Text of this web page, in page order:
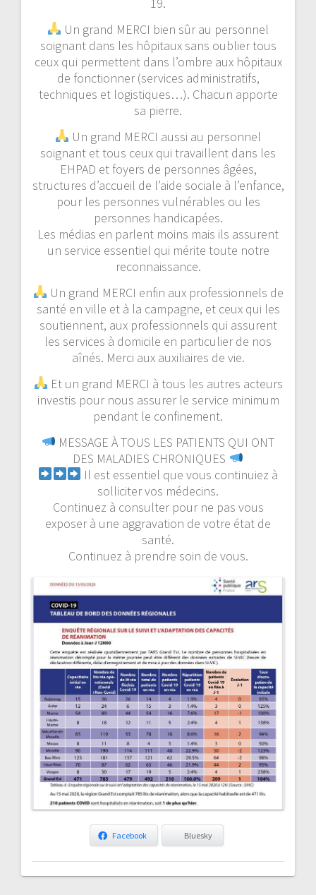
Un grand MERCI bien sûr au personnel
soignant dans les hôpitaux sans oublier tous
ceux qui permettent dans l’ombre aux hôpitaux
de fonctionner (services administratifs,
techniques et logistiques…). Chacun apporte
sa pierre.
Un grand MERCI aussi au personnel
soignant et tous ceux qui travaillent dans les
EHPAD et foyers de personnes âgées,
structures d’accueil de l’aide sociale à l’enfance,
pour les personnes vulnérables ou les
personnes handicapées.
Les médias en parlent moins mais ils assurent
un service essentiel qui mérite toute notre
reconnaissance.
Un grand MERCI enfin aux professionnels de
santé en ville et à la campagne, et ceux qui les
soutiennent, aux professionnels qui assurent
les services à domicile en particulier de nos
aînés. Merci aux auxiliaires de vie.
Et un grand MERCI à tous les autres acteurs
investis pour nous assurer le service minimum
pendant le confinement.
MESSAGE À TOUS LES PATIENTS QUI ONT
DES MALADIES CHRONIQUES
Il est essentiel que vous continuiez à
solliciter vos médecins.
Continuez à consulter pour ne pas vous
exposer à une aggravation de votre état de
santé.
Continuez à prendre soin de vous.
Facebook Bluesky